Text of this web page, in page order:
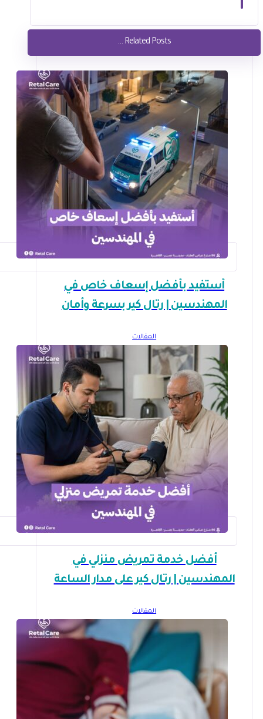
Related Posts ...
أستفيد بأفضل إسعاف خاص في
المهندسين | رتال كير بسرعة وأمان
المقالات
أفضل خدمة تمريض منزلي في
المهندسين | رتال كير على مدار الساعة
المقالات